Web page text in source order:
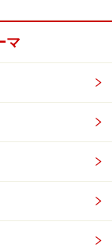
かってしまい
はいい成績が
くまで子供で
決めるのではな
、必要に応じて
マ